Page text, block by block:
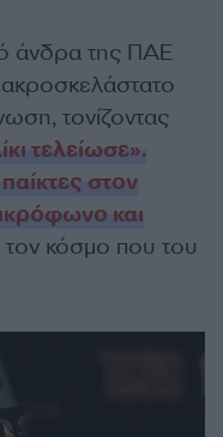
άνδρα της ΠΑΕ
τονίζοντας
τελείωσε».
στον
και
τον κόσμο που του